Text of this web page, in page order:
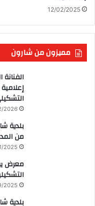
12/02/2025
مميزون من شارون
2026
بلدية
من
2025
2025
بلدية